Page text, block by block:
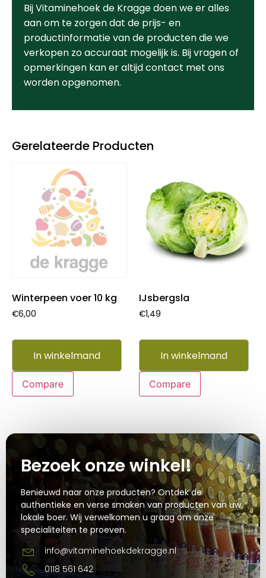
Gerelateerde Producten
Winterpeen voer 10 kg
€6,00
In winkelmand
Compare
IJsbergsla
€1,49
In winkelmand
Compare
Bij Vitaminehoek de Kragge doen we er alles
aan om te zorgen dat de prijs- en
productinformatie van de producten die we
verkopen zo accuraat mogelijk is. Bij vragen of
opmerkingen kan er altijd contact met ons
worden opgenomen.
Bezoek onze winkel!
Benieuwd naar onze producten? Ontdek de
authentieke en verse smaken van producten van uw
lokale boer. Wij verwelkomen u graag om onze
specialiteiten te proeven.
info@vitaminehoekdekragge.nl
0118 561 642